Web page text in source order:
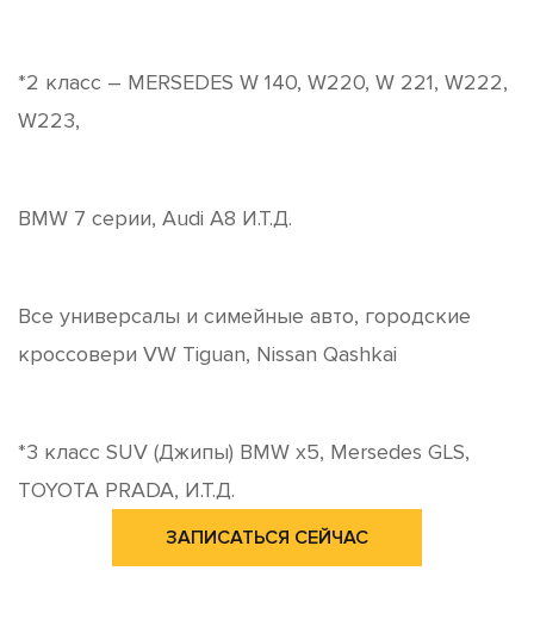
*2 класc – MERSEDES W 140, W220, W 221, W222,
W223,
BMW 7 серии, Audi A8 И.Т.Д.
Все универсалы и симейные авто, городские
кроссовери VW Tiguan, Nissan Qashkai
*3 класc SUV (Джипы) BMW x5, Mersedes GLS,
TOYOTA PRADA, И.Т.Д.
ЗАПИСАТЬСЯ СЕЙЧАС